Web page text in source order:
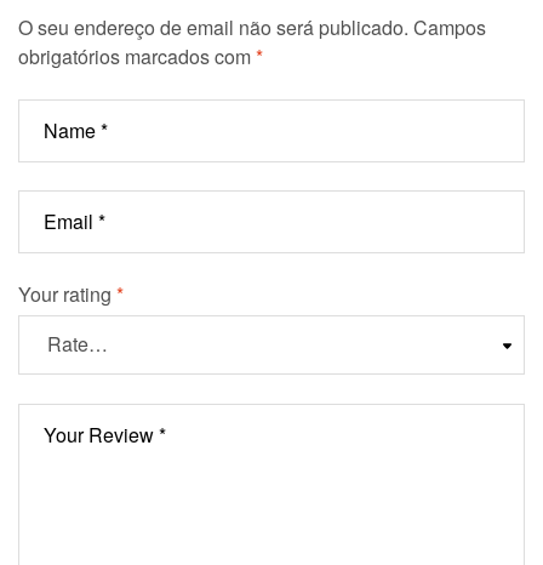
O seu endereço de email não será publicado. Campos
obrigatórios marcados com*
Your rating *